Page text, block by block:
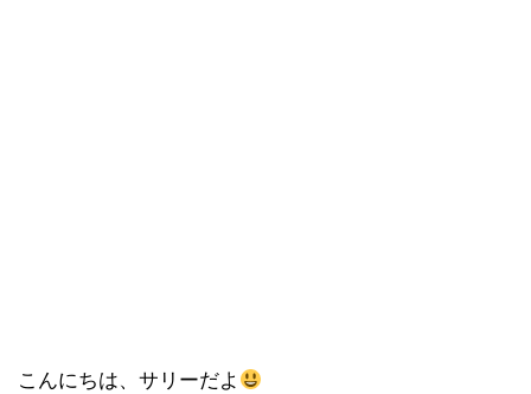
こんにちは、サリーだよ